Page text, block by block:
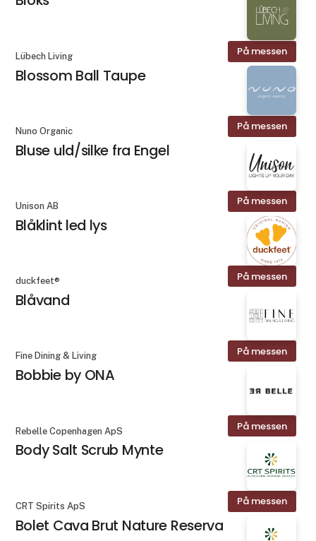
På messen
Lübech Living
Blossom Ball Taupe
På messen
Nuno Organic
Bluse uld/silke fra Engel
På messen
Unison AB
Blåklint led lys
På messen
duckfeet®
Blåvand
På messen
Fine Dining & Living
Bobbie by ONA
På messen
Rebelle Copenhagen ApS
Body Salt Scrub Mynte
På messen
CRT Spirits ApS
Bolet Cava Brut Nature Reserva